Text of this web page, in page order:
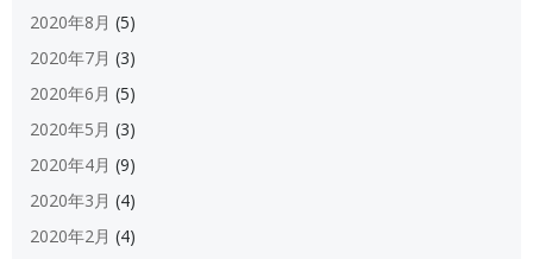
2020年8月 (5)
2020年7月 (3)
2020年6月 (5)
2020年5月 (3)
2020年4月 (9)
2020年3月 (4)
2020年2月 (4)